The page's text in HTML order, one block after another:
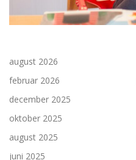
august 2026
februar 2026
december 2025
oktober 2025
august 2025
juni 2025